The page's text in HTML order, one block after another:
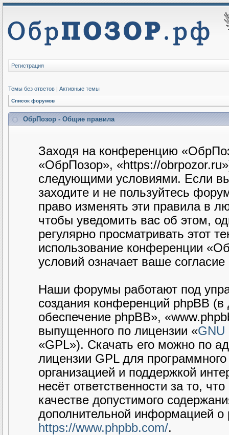
Регистрация
Темы без ответов | Активные темы
Список форумов
ОбрПозор - Общие правила
Заходя на конференцию
«ОбрПозор», «https://
следующими условиями. Если
заходите и не пользуйтесь
право изменять эти правила в
чтобы уведомить вас об этом,
регулярно просматривать этот
использование конференции
условий означает ваше
Наши форумы работают под
создания конференций phpBB
обеспечение phpBB»,
выпущенного по лицензии «GNU
«GPL»). Скачать его можно по
лицензии GPL для
организацией и поддержкой
несёт ответственности за то,
качестве допустимого
дополнительной информацией
https://www.phpbb.com/.